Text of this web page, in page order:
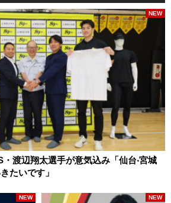
渡辺翔太選手が意気込み「仙台‧宮城
たいです」
NEW
NEW NEW